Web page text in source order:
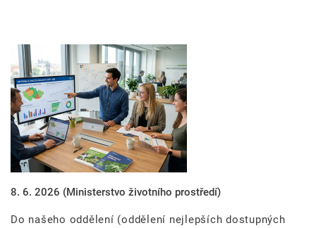
Obrázek
8. 6. 2026 (Ministerstvo životního prostředí)
Do našeho oddělení (oddělení nejlepších dostupných